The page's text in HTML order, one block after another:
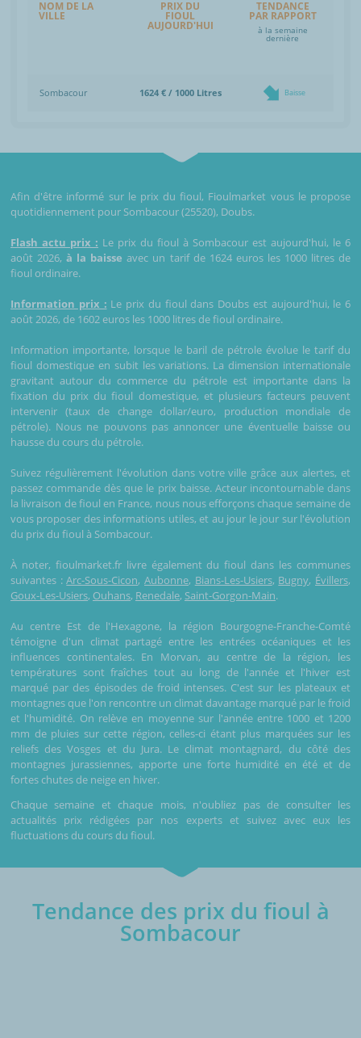
NOM DE LA
VILLE
PRIX DU
FIOUL
AUJOURD'HUI
TENDANCE
PAR RAPPORT
à la semaine
dernière
Sombacour 1624 € / 1000 Litres Baisse
Afin d'être informé sur le prix du fioul, Fioulmarket vous le propose
quotidiennement pour Sombacour (25520), Doubs.
Flash actu prix : Le prix du fioul à Sombacour est aujourd'hui, le 6
août 2026,à la baisse avec un tarif de 1624 euros les 1000 litres de
fioul ordinaire.
Information prix : Le prix du fioul dans Doubs est aujourd'hui, le 6
août 2026, de 1602 euros les 1000 litres de fioul ordinaire.
Information importante, lorsque le baril de pétrole évolue le tarif du
fioul domestique en subit les variations. La dimension internationale
gravitant autour du commerce du pétrole est importante dans la
fixation du prix du fioul domestique, et plusieurs facteurs peuvent
intervenir (taux de change dollar/euro, production mondiale de
pétrole). Nous ne pouvons pas annoncer une éventuelle baisse ou
hausse du cours du pétrole.
Suivez régulièrement l'évolution dans votre ville grâce aux alertes, et
passez commande dès que le prix baisse. Acteur incontournable dans
la livraison de fioul en France, nous nous efforçons chaque semaine de
vous proposer des informations utiles, et au jour le jour sur l'évolution
du prix du fioul à Sombacour.
À noter, fioulmarket.fr livre également du fioul dans les communes
suivantes :Arc-Sous-Cicon,Aubonne, Bians-Les-Usiers, Bugny, Évillers,
Goux-Les-Usiers, Ouhans, Renedale, Saint-Gorgon-Main.
Au centre Est de l'Hexagone, la région Bourgogne-Franche-Comté
témoigne d'un climat partagé entre les entrées océaniques et les
influences continentales. En Morvan, au centre de la région, les
températures sont fraîches tout au long de l'année et l'hiver est
marqué par des épisodes de froid intenses. C'est sur les plateaux et
montagnes que l'on rencontre un climat davantage marqué par le froid
et l'humidité. On relève en moyenne sur l'année entre 1000 et 1200
mm de pluies sur cette région, celles-ci étant plus marquées sur les
reliefs des Vosges et du Jura. Le climat montagnard, du côté des
montagnes jurassiennes, apporte une forte humidité en été et de
fortes chutes de neige en hiver.
Chaque semaine et chaque mois, n'oubliez pas de consulter les
actualités prix rédigées par nos experts et suivez avec eux les
fluctuations du cours du fioul.
Tendance des prix du fioul à
Sombacour